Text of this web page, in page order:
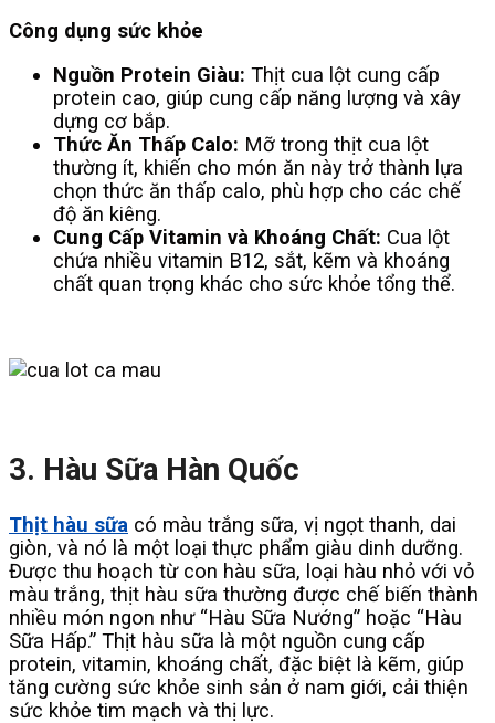
Công dụng sức khỏe
Nguồn Protein Giàu: Thịt cua lột cung cấp
protein cao, giúp cung cấp năng lượng và xây
dựng cơ bắp.
Thức Ăn Thấp Calo: Mỡ trong thịt cua lột
thường ít, khiến cho món ăn này trở thành lựa
chọn thức ăn thấp calo, phù hợp cho các chế
độ ăn kiêng.
Cung Cấp Vitamin và Khoáng Chất: Cua lột
chứa nhiều vitamin B12, sắt, kẽm và khoáng
chất quan trọng khác cho sức khỏe tổng thể.
3. Hàu Sữa Hàn Quốc
Thịt hàu sữa có màu trắng sữa, vị ngọt thanh, dai
giòn, và nó là một loại thực phẩm giàu dinh dưỡng.
Được thu hoạch từ con hàu sữa, loại hàu nhỏ với vỏ
màu trắng, thịt hàu sữa thường được chế biến thành
nhiều món ngon như “Hàu Sữa Nướng” hoặc “Hàu
Sữa Hấp.” Thịt hàu sữa là một nguồn cung cấp
protein, vitamin, khoáng chất, đặc biệt là kẽm, giúp
tăng cường sức khỏe sinh sản ở nam giới, cải thiện
sức khỏe tim mạch và thị lực.